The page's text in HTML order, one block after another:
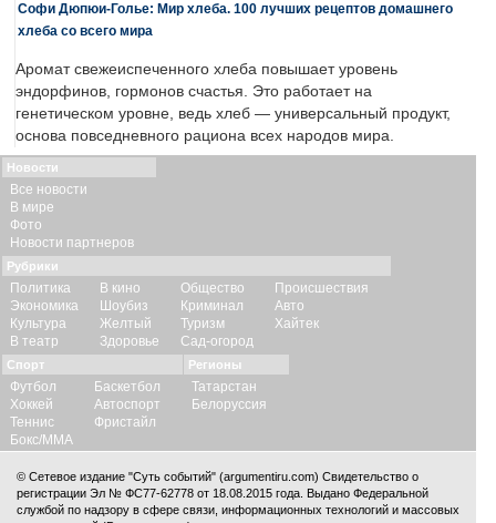
Софи Дюпюи-Голье: Мир хлеба. 100 лучших рецептов домашнего
хлеба со всего мира
Аромат свежеиспеченного хлеба повышает уровень
эндорфинов, гормонов счастья. Это работает на
генетическом уровне, ведь хлеб — универсальный продукт,
основа повседневного рациона всех народов мира.
Новости
Все новости
В мире
Фото
Новости партнеров
Рубрики
Политика
Экономика
Культура
В театр
В кино
Шоубиз
Желтый
Здоровье
Общество
Криминал
Туризм
Сад-огород
Происшествия
Авто
Хайтек
Спорт
Футбол
Хоккей
Теннис
Бокс/ММА
Баскетбол
Автоспорт
Фристайл
Регионы
Татарстан
Белоруссия
© Сетевое издание "Суть событий" (argumentiru.com) Свидетельство о
регистрации Эл № ФС77-62778 от 18.08.2015 года. Выдано Федеральной
службой по надзору в сфере связи, информационных технологий и массовых